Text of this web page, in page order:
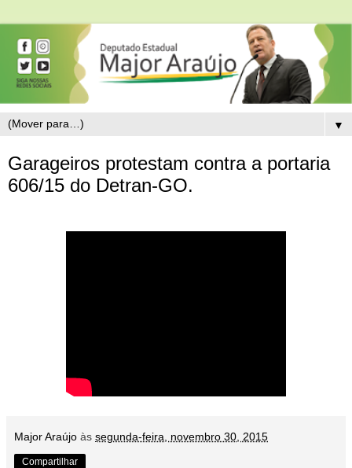
▼
Garageiros protestam contra a portaria
606/15 do Detran-GO.
Major Araújo às segunda-feira, novembro 30, 2015
Compartilhar